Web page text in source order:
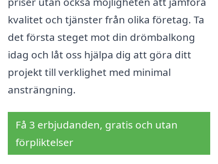
kvalitet och tjänster från olika företag. Ta
det första steget mot din drömbalkong
idag och låt oss hjälpa dig att göra ditt
projekt till verklighet med minimal
ansträngning.
Få 3 erbjudanden, gratis och utan
förpliktelser